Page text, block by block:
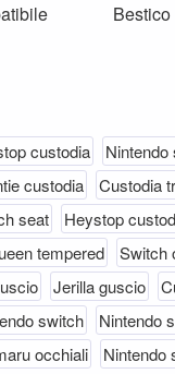
custodia
Nintendo
custodia
Custodia
seat
Heystop
tempered
Switch
Jerilla guscio
switch
Nintendo
occhiali
Nintendo